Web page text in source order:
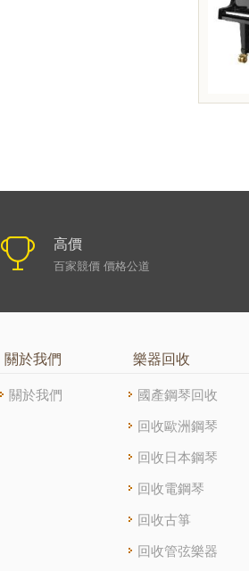
高價
百家競價 價格公道
關於我們
關於我們
樂器回收
國產鋼琴回收
回收歐洲鋼琴
回收日本鋼琴
回收電鋼琴
回收古箏
回收管弦樂器